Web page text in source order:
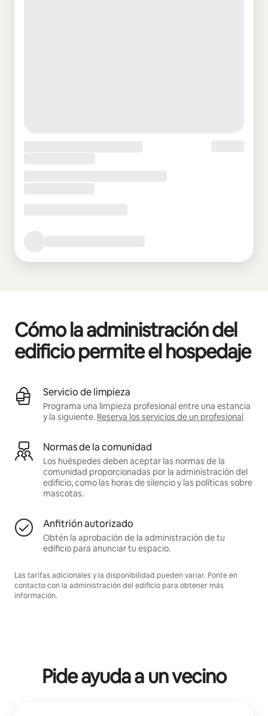
Cómo la administración del
edificio permite el hospedaje
Servicio de limpieza
Programa una limpieza profesional entre una estancia
y la siguiente. Reserva los servicios de un profesional
Normas de la comunidad
Los huéspedes deben aceptar las normas de la
comunidad proporcionadas por la administración del
edificio, como las horas de silencio y las políticas sobre
mascotas.
Anfitrión autorizado
Obtén la aprobación de la administración de tu
edificio para anunciar tu espacio.
Las tarifas adicionales y la disponibilidad pueden variar. Ponte en
contacto con la administración del edificio para obtener más
información.
Pide ayuda a un vecino